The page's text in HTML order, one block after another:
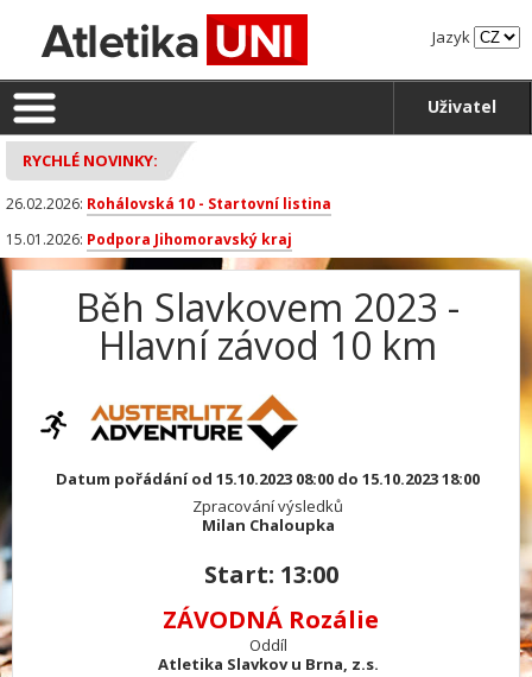
Jazyk
Uživatel
RYCHLÉ NOVINKY:
26.02.2026: Rohálovská 10 - Startovní listina
15.01.2026: Podpora Jihomoravský kraj
Běh Slavkovem 2023 -
Hlavní závod 10 km
Datum pořádání od 15.10.2023 08:00 do 15.10.2023 18:00
Zpracování výsledků
Milan Chaloupka
Start: 13:00
ZÁVODNÁ Rozálie
Oddíl
Atletika Slavkov u Brna, z.s.